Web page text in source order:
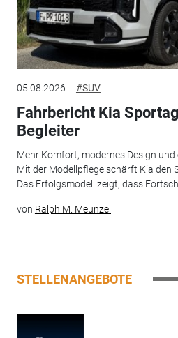
05.08.2026 #SUV
Fahrbericht Kia
Begleiter
Mehr Komfort, modernes Design
Mit der Modellpflege schärft Kia den
Das Erfolgsmodell zeigt, dass
von Ralph M. Meunzel
STELLENANGEBOTE